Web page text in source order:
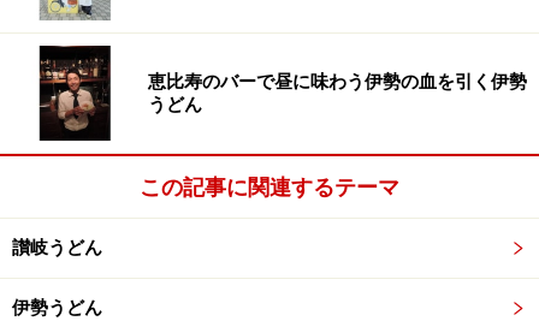
い人はビニールシートに挟んで踏んでも良い。
寝かし
恵比寿のバーで昼に味わう伊勢の血を引く伊勢
うどん
この記事に関連するテーマ
讃岐うどん
伊勢うどん